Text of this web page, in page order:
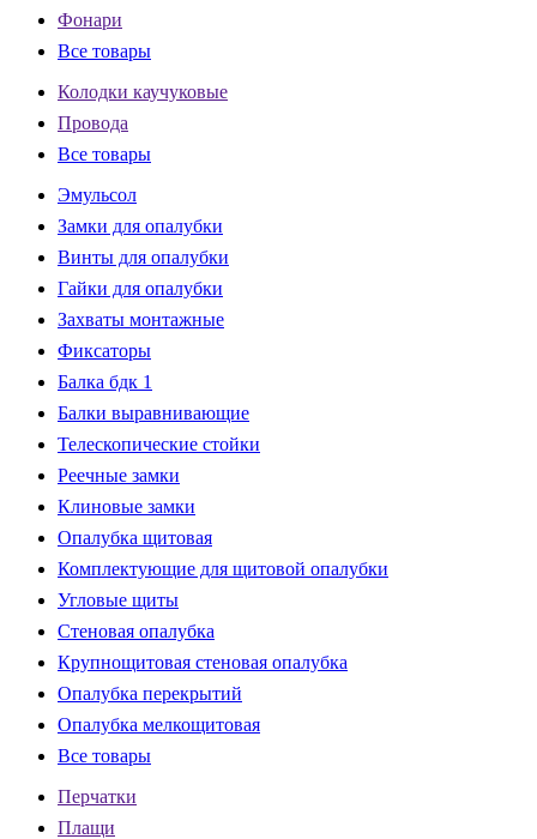
Фонари
Все товары
Колодки каучуковые
Провода
Все товары
Эмульсол
Замки для опалубки
Винты для опалубки
Гайки для опалубки
Захваты монтажные
Фиксаторы
Балка бдк 1
Балки выравнивающие
Телескопические стойки
Реечные замки
Клиновые замки
Опалубка щитовая
Комплектующие для щитовой опалубки
Угловые щиты
Стеновая опалубка
Крупнощитовая стеновая опалубка
Опалубка перекрытий
Опалубка мелкощитовая
Все товары
Перчатки
Плащи